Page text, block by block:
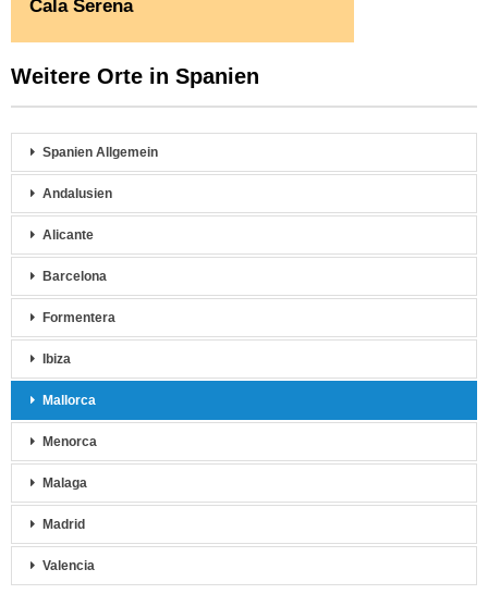
Cala Serena
Weitere Orte in Spanien
Spanien Allgemein
Andalusien
Alicante
Barcelona
Formentera
Ibiza
Mallorca
Menorca
Malaga
Madrid
Valencia